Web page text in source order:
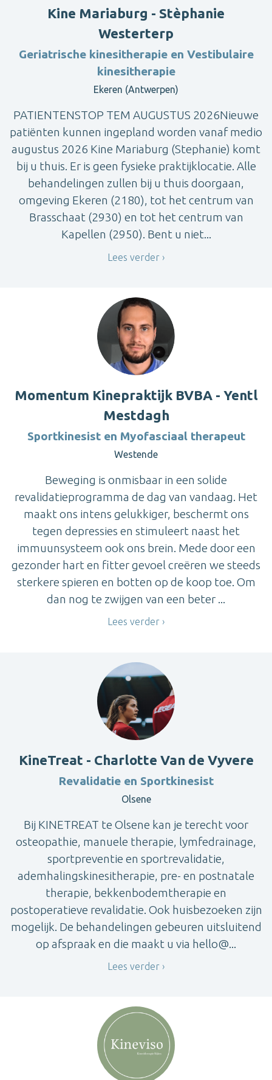
Kine Mariaburg - Stèphanie
Westerterp
Geriatrische kinesitherapie en Vestibulaire
kinesitherapie
Ekeren (Antwerpen)
PATIENTENSTOP TEM AUGUSTUS 2026Nieuwe
patiënten kunnen ingepland worden vanaf medio
augustus 2026 Kine Mariaburg (Stephanie) komt
bij u thuis. Er is geen fysieke praktijklocatie. Alle
behandelingen zullen bij u thuis doorgaan,
omgeving Ekeren (2180), tot het centrum van
Brasschaat (2930) en tot het centrum van
Kapellen (2950). Bent u niet...
Lees verder
Momentum Kinepraktijk BVBA - Yentl
Mestdagh
Sportkinesist en Myofasciaal therapeut
Westende
Beweging is onmisbaar in een solide
revalidatieprogramma de dag van vandaag. Het
maakt ons intens gelukkiger, beschermt ons
tegen depressies en stimuleert naast het
immuunsysteem ook ons brein. Mede door een
gezonder hart en fitter gevoel creëren we steeds
sterkere spieren en botten op de koop toe. Om
dan nog te zwijgen van een beter ...
Lees verder
KineTreat - Charlotte Van de Vyvere
Revalidatie en Sportkinesist
Olsene
Bij KINETREAT te Olsene kan je terecht voor
osteopathie, manuele therapie, lymfedrainage,
sportpreventie en sportrevalidatie,
ademhalingskinesitherapie, pre- en postnatale
therapie, bekkenbodemtherapie en
postoperatieve revalidatie. Ook huisbezoeken zijn
mogelijk. De behandelingen gebeuren uitsluitend
op afspraak en die maakt u via hello@...
Lees verder